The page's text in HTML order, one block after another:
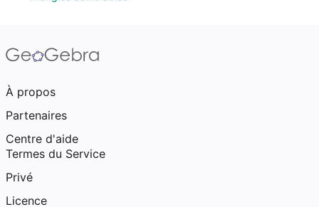
À propos
Partenaires
Centre d'aide
Termes du Service
Privé
Licence